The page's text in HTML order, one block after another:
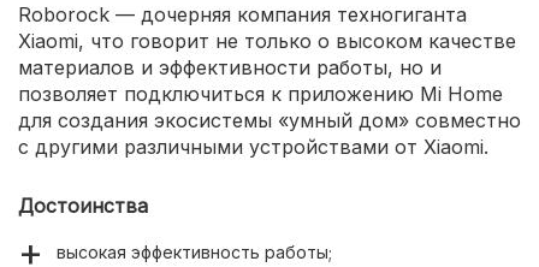
Roborock — дочерняя компания техногиганта
Xiaomi, что говорит не только о высоком качестве
материалов и эффективности работы, но и
позволяет подключиться к приложению Mi Home
для создания экосистемы «умный дом» совместно
с другими различными устройствами от Xiaomi.
Достоинства
высокая эффективность работы;